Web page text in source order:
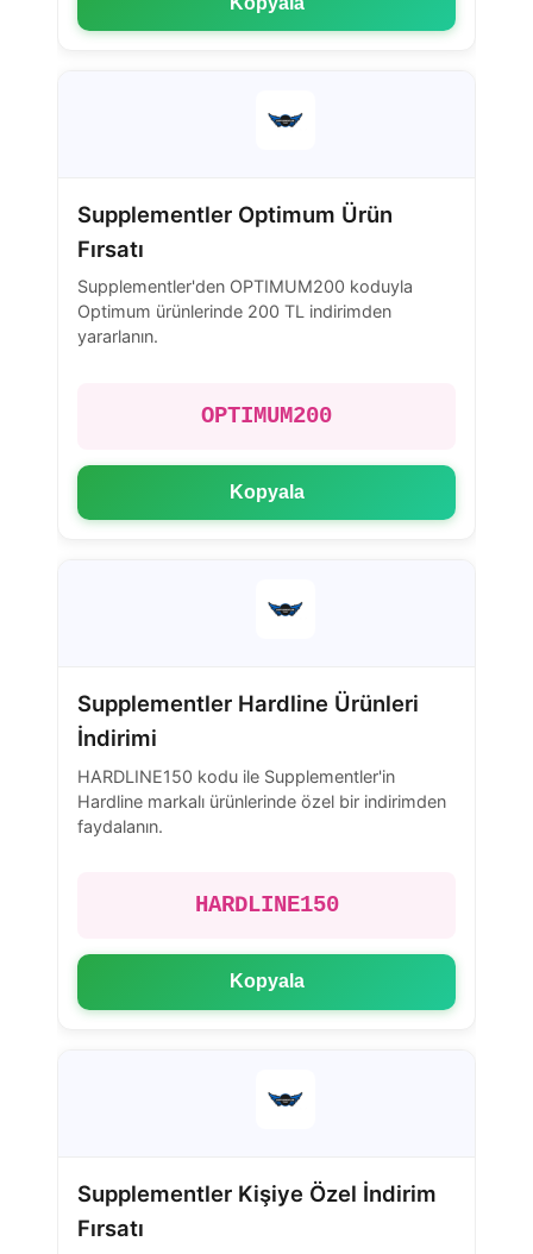
Supplementler Optimum Ürün
Fırsatı
Supplementler'den OPTIMUM200 koduyla
Optimum ürünlerinde 200 TL indirimden
yararlanın.
OPTIMUM200
Kopyala
Supplementler Hardline Ürünleri
İndirimi
HARDLINE150 kodu ile Supplementler'in
Hardline markalı ürünlerinde özel bir indirimden
faydalanın.
HARDLINE150
Kopyala
Supplementler Kişiye Özel İndirim
Fırsatı